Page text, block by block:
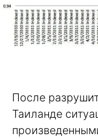
После
Таиланде